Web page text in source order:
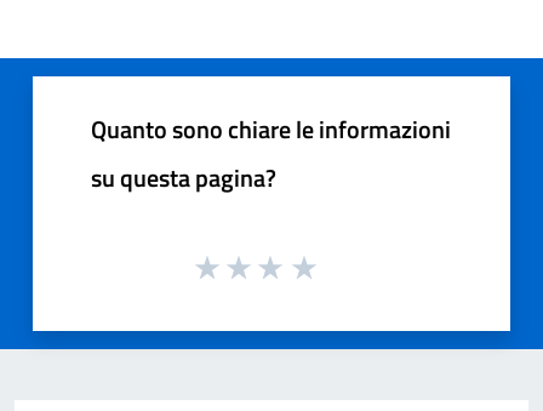
Quanto sono chiare le informazioni
su questa pagina?